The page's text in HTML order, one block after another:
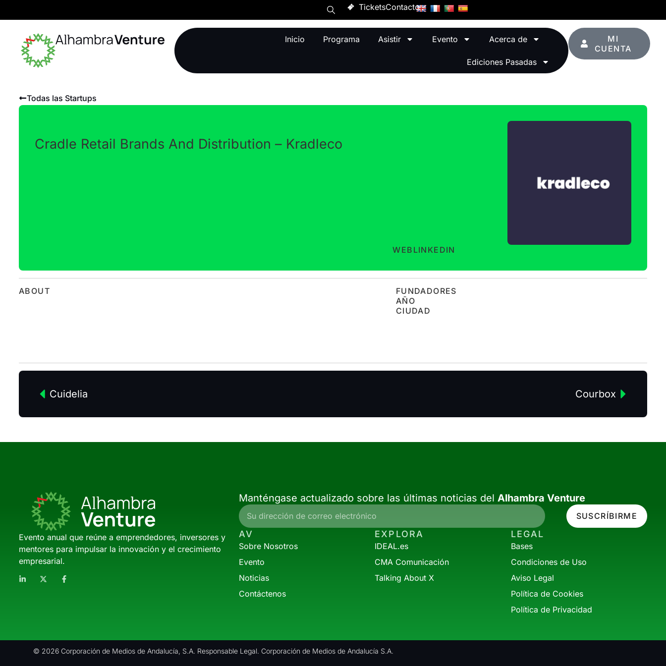
TicketsContacto
Inicio Programa Asistir Evento Acerca de
Ediciones Pasadas
MI
CUENTA
Todas las Startups
Cradle Retail Brands And Distribution – Kradleco
WEB LINKEDIN
ABOUT
FUNDADORES
AÑO
CIUDAD
Cuidelia Courbox
Evento anual que reúne a emprendedores, inversores y
mentores para impulsar la innovación y el crecimiento
empresarial.
Manténgase actualizado sobre las últimas noticias del Alhambra Venture
SUSCRÍBIRME
AV
Sobre Nosotros
Evento
Noticias
Contáctenos
EXPLORA
IDEAL.es
CMA Comunicación
Talking About X
LEGAL
Bases
Condiciones de Uso
Aviso Legal
Política de Cookies
Política de Privacidad
© 2026 Corporación de Medios de Andalucía, S.A. Responsable Legal. Corporación de Medios de Andalucía S.A.